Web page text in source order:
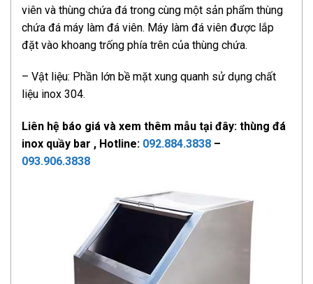
viên và thùng chứa đá trong cùng một sản phẩm thùng
chứa đá máy làm đá viên. Máy làm đá viên được lắp
đặt vào khoang trống phía trên của thùng chứa.
– Vật liệu: Phần lớn bề mặt xung quanh sử dụng chất
liệu inox 304.
Liên hệ báo giá và xem thêm mẫu tại đây: thùng đá
inox quầy bar , Hotline: 092.884.3838 –
093.906.3838